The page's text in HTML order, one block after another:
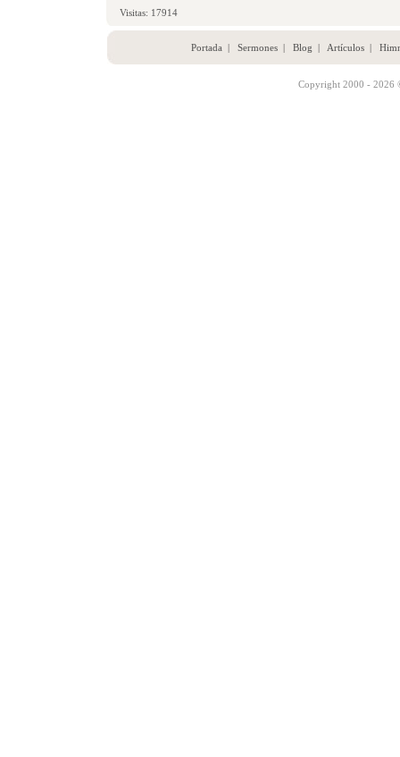
Visitas: 17914
Portada | Sermones| Blog | Artículos|
Copyright 2000 - 2026